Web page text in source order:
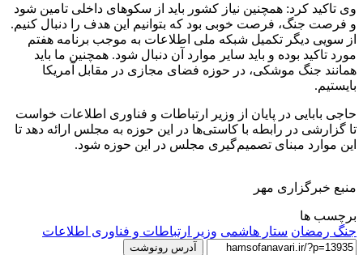
وی تاکید کرد: همچنین نیاز کشور باید از سکوهای داخلی تامین شود
و فرصت جنگ، فرصت خوبی بود که بتوانیم این هدف را دنبال کنیم.
از سویی دیگر تکمیل شبکه ملی اطلاعات به موجب برنامه هفتم
مورد تاکید بوده و باید سایر موارد آن دنبال شود. همچنین ما باید
همانند جنگ موشکی، در حوزه فضای مجازی در مقابل آمریکا
بایستیم.
حاجی بابایی در پایان از وزیر ارتباطات و فناوری اطلاعات خواست
تا گزارشی در رابطه با کاستی‌ها در این حوزه به مجلس ارائه دهد تا
این موارد مبنای تصمیم‌گیری مجلس در این حوزه شود.
منبع خبرگزاری مهر
برچسب ها
جنگ رمضان ستار هاشمی وزیر ارتباطات و فناوری اطلاعات
آدرس رونوشت